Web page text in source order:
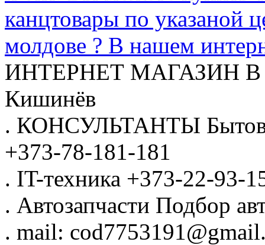
канцтовары по указаной
молдове ? В нашем
ИНТЕРНЕТ МАГАЗИН
Кишинёв
. КОНСУЛЬТАНТЫ
+373-78-181-181
. IT-техника +373-22-93-
. Автозапчасти Подбор
. mail: